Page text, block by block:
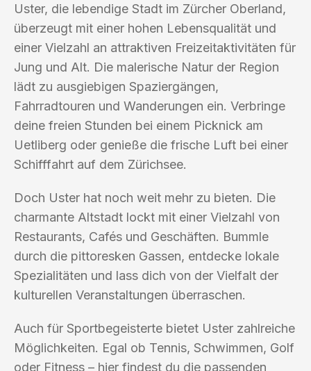
Uster, die lebendige Stadt im Zürcher Oberland,
überzeugt mit einer hohen Lebensqualität und
einer Vielzahl an attraktiven Freizeitaktivitäten für
Jung und Alt. Die malerische Natur der Region
lädt zu ausgiebigen Spaziergängen,
Fahrradtouren und Wanderungen ein. Verbringe
deine freien Stunden bei einem Picknick am
Uetliberg oder genieße die frische Luft bei einer
Schifffahrt auf dem Zürichsee.
Doch Uster hat noch weit mehr zu bieten. Die
charmante Altstadt lockt mit einer Vielzahl von
Restaurants, Cafés und Geschäften. Bummle
durch die pittoresken Gassen, entdecke lokale
Spezialitäten und lass dich von der Vielfalt der
kulturellen Veranstaltungen überraschen.
Auch für Sportbegeisterte bietet Uster zahlreiche
Möglichkeiten. Egal ob Tennis, Schwimmen, Golf
oder Fitness – hier findest du die passenden